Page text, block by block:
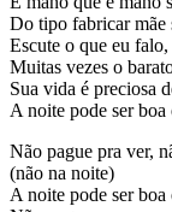
Do tipo fabricar mãe
Escute o que eu
Muitas vezes o
Sua vida é preciosa
A noite pode ser
Não pague pra ver,
(não na noite)
A noite pode ser